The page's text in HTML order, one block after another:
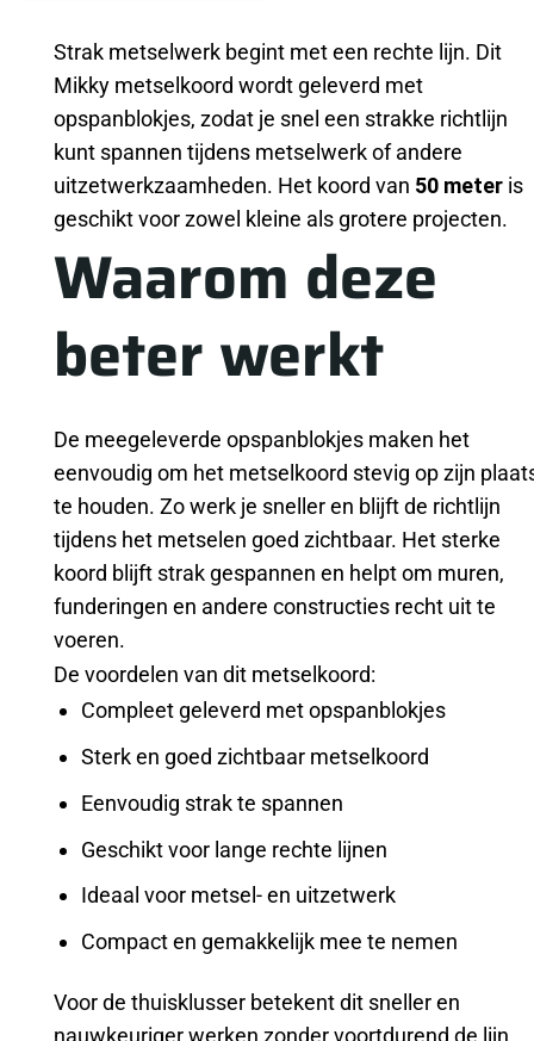
Strak metselwerk begint met een rechte lijn. Dit
Mikky metselkoord wordt geleverd met
opspanblokjes, zodat je snel een strakke richtlijn
kunt spannen tijdens metselwerk of andere
uitzetwerkzaamheden. Het koord van 50 meter is
geschikt voor zowel kleine als grotere projecten.
Waarom deze
beter werkt
De meegeleverde opspanblokjes maken het
eenvoudig om het metselkoord stevig op zijn
te houden. Zo werk je sneller en blijft de richtlijn
tijdens het metselen goed zichtbaar. Het sterke
koord blijft strak gespannen en helpt om muren,
funderingen en andere constructies recht uit te
voeren.
De voordelen van dit metselkoord:
Compleet geleverd met opspanblokjes
Sterk en goed zichtbaar metselkoord
Eenvoudig strak te spannen
Geschikt voor lange rechte lijnen
Ideaal voor metsel- en uitzetwerk
Compact en gemakkelijk mee te nemen
Voor de thuisklusser betekent dit sneller en
nauwkeuriger werken zonder voortdurend de lijn